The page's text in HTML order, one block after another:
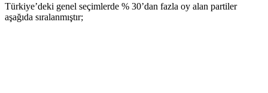
Türkiye’deki genel seçimlerde % 30’dan fazla oy alan partiler
aşağıda sıralanmıştır;